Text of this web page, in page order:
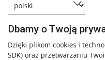
Dbamy o Twoją
Dzięki plikom cookies i
SDK) oraz przetwarzaniu